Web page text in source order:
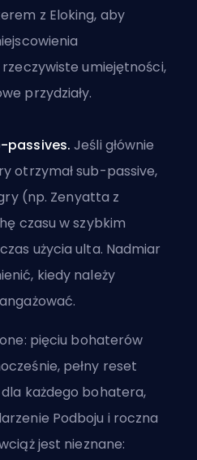
z Eloking, aby
umiejętności,
przydziały.
passives. Jeśli głównie
otrzymał sub-passive,
(np. Zenyatta z
czasu w szybkim
użycia ulta. Nadmiar
kiedy należy
pięciu bohaterów
pełny reset
każdego bohatera,
Podboju i roczna
jest nieznane: